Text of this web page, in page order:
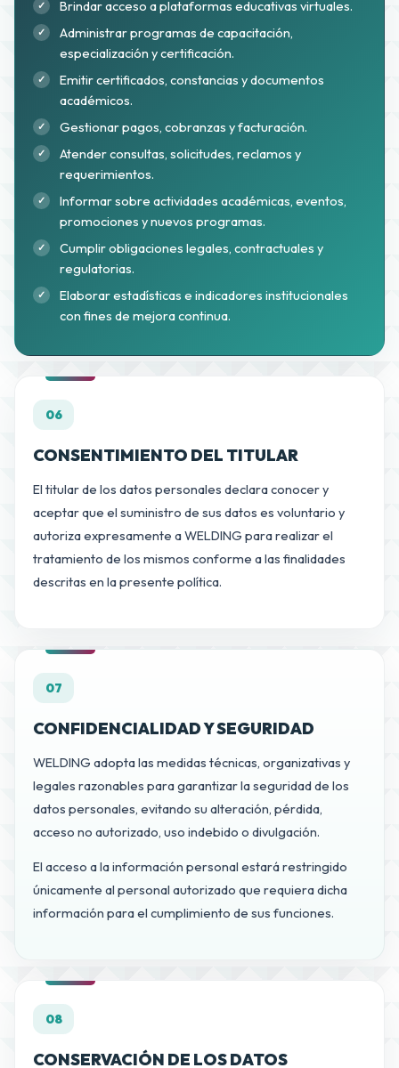
Brindar acceso a plataformas educativas virtuales.
Administrar programas de capacitación,
especialización y certificación.
Emitir certificados, constancias y documentos
académicos.
Gestionar pagos, cobranzas y facturación.
Atender consultas, solicitudes, reclamos y
requerimientos.
Informar sobre actividades académicas, eventos,
promociones y nuevos programas.
Cumplir obligaciones legales, contractuales y
regulatorias.
Elaborar estadísticas e indicadores institucionales
con fines de mejora continua.
06
CONSENTIMIENTO DEL TITULAR
El titular de los datos personales declara conocer y
aceptar que el suministro de sus datos es voluntario y
autoriza expresamente a WELDING para realizar el
tratamiento de los mismos conforme a las finalidades
descritas en la presente política.
07
CONFIDENCIALIDAD Y SEGURIDAD
WELDING adopta las medidas técnicas, organizativas y
legales razonables para garantizar la seguridad de los
datos personales, evitando su alteración, pérdida,
acceso no autorizado, uso indebido o divulgación.
El acceso a la información personal estará restringido
únicamente al personal autorizado que requiera dicha
información para el cumplimiento de sus funciones.
08
CONSERVACIÓN DE LOS DATOS